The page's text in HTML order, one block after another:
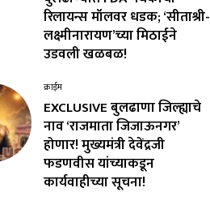
रिलायन्स मॉलवर धडक; ‘सीताश्री-
लक्ष्मीनारायण’च्या मिठाईने
उडवली खळबळ!
क्राईम
EXCLUSIVE बुलढाणा जिल्ह्याचे
नाव ‘राजमाता जिजाऊनगर’
होणार! मुख्यमंत्री देवेंद्रजी
फडणवीस यांच्याकडून
कार्यवाहीच्या सूचना!